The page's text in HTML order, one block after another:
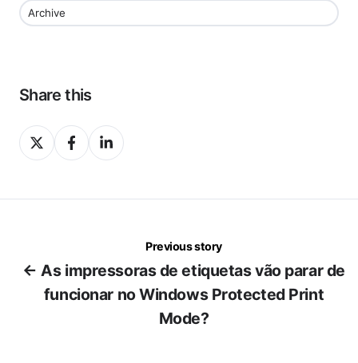
Archive
Share this
Share
on
Share
on
Share
on
Previous story
← As impressoras de etiquetas vão parar de
funcionar no Windows Protected Print
Mode?